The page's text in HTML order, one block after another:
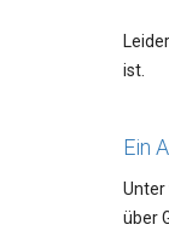
ist.
Ein
Unter
über